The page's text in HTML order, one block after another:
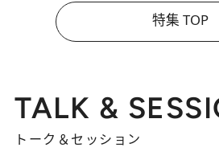
特集 TOP
TALK &
トーク＆セッション